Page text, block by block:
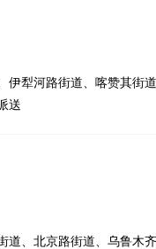
犁河路街道、喀赞其街
送
、北京路街道、乌鲁木